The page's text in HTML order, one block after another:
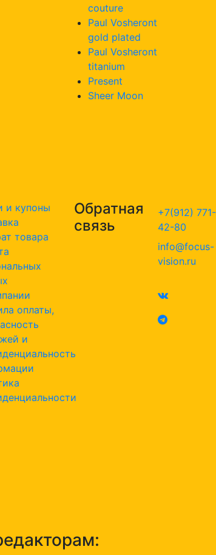
couture
Paul Vosheront
gold plated
Paul Vosheront
titanium
Present
Sheer Moon
и купоны
товара
оплаты,
и
Обратная
связь
+7(912) 771-
42-80
info@focus-
vision.ru